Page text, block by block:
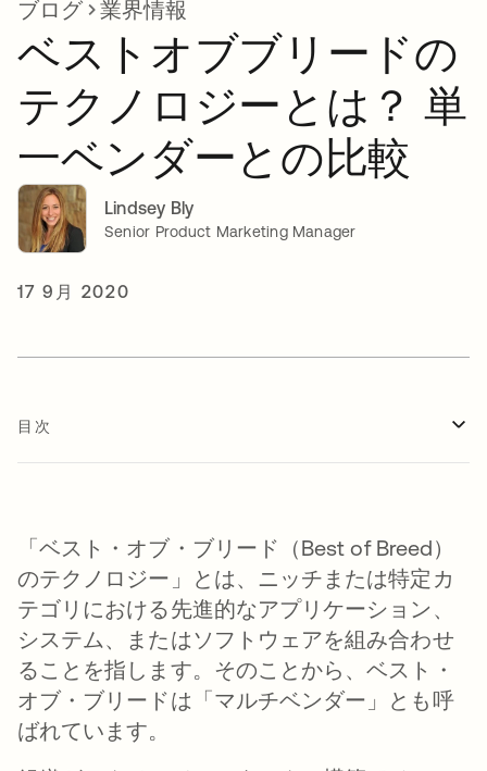
ブログ 業界情報
ベストオブブリードの
テクノロジーとは？ 単
一ベンダーとの比較
Lindsey Bly
Senior Product Marketing Manager
17 9月 2020
目次
「ベスト・オブ・ブリード（Best of Breed）
のテクノロジー」とは、ニッチまたは特定カ
テゴリにおける先進的なアプリケーション、
システム、またはソフトウェアを組み合わせ
ることを指します。そのことから、ベスト・
オブ・ブリードは「マルチベンダー」とも呼
ばれています。